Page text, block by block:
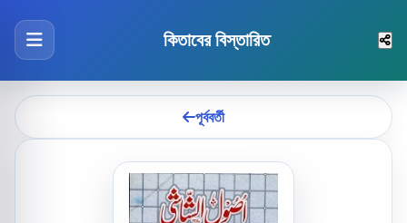
কিতাবের বিস্তারিত
পূর্ববর্তী